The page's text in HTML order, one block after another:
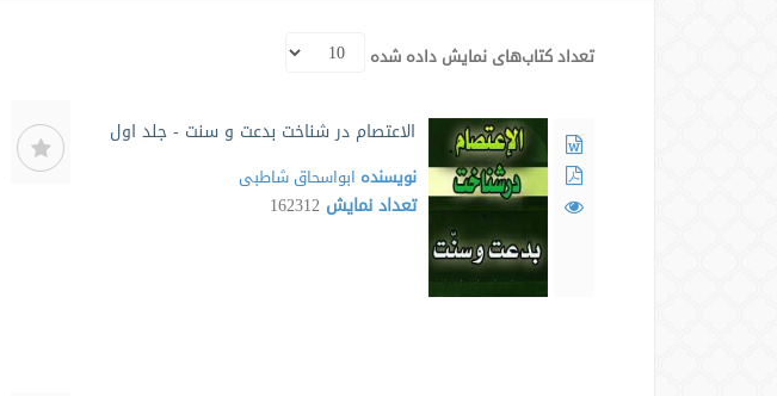
تعداد کتاب‌های نمایش داده شده
الاعتصام در شناخت بدعت و سنت - جلد اول
نویسنده ابواسحاق شاطبی
تعداد نمایش 162312